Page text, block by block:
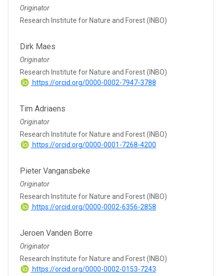
Originator
Research Institute for Nature and Forest (INBO)
Dirk Maes
Originator
Research Institute for Nature and Forest (INBO)
https://orcid.org/0000-0002-7947-3788
Tim Adriaens
Originator
Research Institute for Nature and Forest (INBO)
https://orcid.org/0000-0001-7268-4200
Pieter Vangansbeke
Originator
Research Institute for Nature and Forest (INBO)
https://orcid.org/0000-0002-6356-2858
Jeroen Vanden Borre
Originator
Research Institute for Nature and Forest (INBO)
https://orcid.org/0000-0002-0153-7243